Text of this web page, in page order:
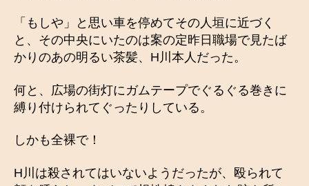
「もしや」と思い車を停めてその人垣に近づく
と、その中央にいたのは案の定昨日職場で見たば
かりのあの明るい茶髪、H川本人だった。
何と、広場の街灯にガムテープでぐるぐる巻きに
縛り付けられてぐったりしている。
しかも全裸で！
H川は殺されてはいないようだったが、殴られて